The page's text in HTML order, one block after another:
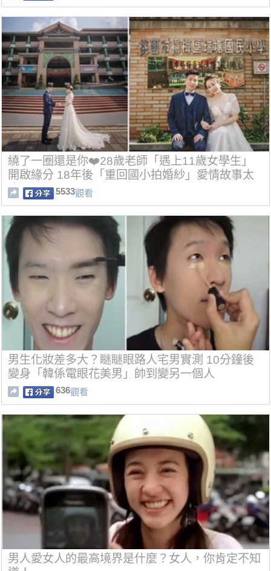
繞了一圈還是你❤️28歲老師「遇上11歲女學生」
開啟緣分 18年後「重回國小拍婚紗」愛情故事太
浪漫
5533觀看
男生化妝差多大？瞇瞇眼路人宅男實測 10分鐘後
變身「韓係電眼花美男」帥到變另一個人
636觀看
男人愛女人的最高境界是什麼？女人，你肯定不知